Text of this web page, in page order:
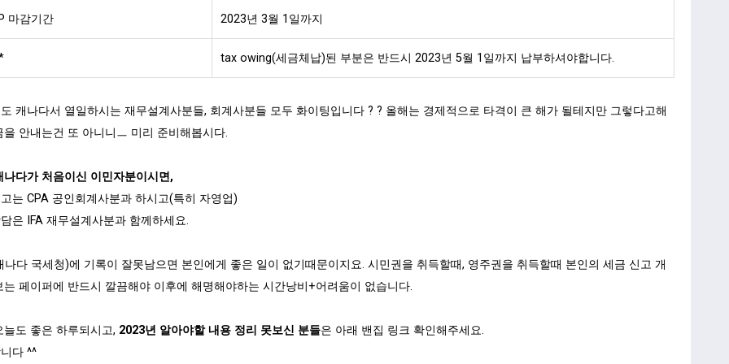
마감기간 2023년 3월 1일까지
tax owing(세금체납)된 부분은 반드시 2023년 5월 1일까지 납부하셔야합니다.
캐나다서 열일하시는 재무설계사분들, 회계사분들 모두 화이팅입니다 ? ? 올해는 경제적으로 타격이 큰 해가 될테지만 그렇다고해
을 안내는건 또 아니니ㅡ 미리 준비해봅시다.
나다가 처음이신 이민자분이시면,
는 CPA 공인회계사분과 하시고(특히 자영업)
은 IFA 재무설계사분과 함께하세요.
나다 국세청)에 기록이 잘못남으면 본인에게 좋은 일이 없기때문이지요. 시민권을 취득할때, 영주권을 취득할때 본인의 세금 신고 개
는 페이퍼에 반드시 깔끔해야 이후에 해명해야하는 시간낭비+어려움이 없습니다.
늘도 좋은 하루되시고, 2023년 알아야할 내용 정리 못보신 분들은 아래 밴집 링크 확인해주세요.
다 ^^